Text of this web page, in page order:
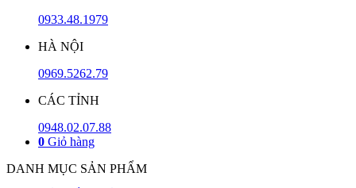
0933.48.1979
HÀ NỘI
0969.5262.79
CÁC TỈNH
0948.02.07.88
0 Giỏ hàng
DANH MỤC SẢN PHẨM